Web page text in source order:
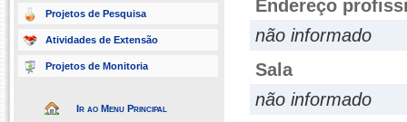
Projetos de Pesquisa
Atividades de Extensão
Projetos de Monitoria
Ir ao Menu Principal
Endereço
não informado
Sala
não informado